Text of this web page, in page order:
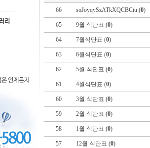
66 soJoyqySzATkXQCBCiu (0)
65 9월 식단표 (0)
64 7월식단표 (0)
63 6월식단표 (0)
62 5월 식단표 (0)
61 4월식단표 (0)
60 3월 식단표 (0)
59 2월 식단표 (0)
58 1월 식단표 (0)
57 12월 식단표 (0)